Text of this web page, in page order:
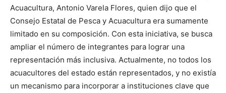
Acuacultura, Antonio Varela Flores, quien dijo que el
Consejo Estatal de Pesca y Acuacultura era sumamente
limitado en su composición. Con esta iniciativa, se busca
ampliar el número de integrantes para lograr una
representación más inclusiva. Actualmente, no todos los
acuacultores del estado están representados, y no existía
un mecanismo para incorporar a instituciones clave que